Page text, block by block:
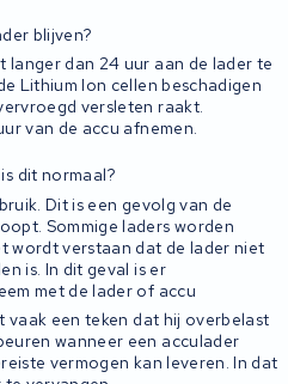
blijven?
langer dan 24 uur aan de lader te
Lithium Ion cellen beschadigen
versleten raakt.
van de accu afnemen.
dit normaal?
Dit is een gevolg van de
Sommige laders worden
wordt verstaan dat de lader niet
is. In dit geval is er
met de lader of accu
vaak een teken dat hij overbelast
wanneer een acculader
vermogen kan leveren. In dat